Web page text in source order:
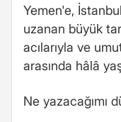
Yemen'e,
uzanan büyük
acılarıyla ve
arasında hâlâ
Ne yazacağımı